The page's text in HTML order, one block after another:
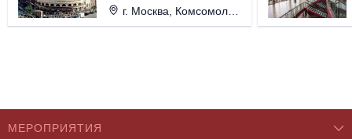
г. Москва, Комсомольская пл., д. 4.
МЕРОПРИЯТИЯ